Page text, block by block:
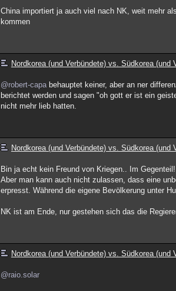
China importiert ja auch viel nach NK, weit mehr
kommen
Nordkorea (und Verbündete) vs. Südkorea (und
@robert-capabehauptet keiner, aber an ner
berichtet werden und sagen "oh gott er ist ein
nicht mehr lieb hatten.
Nordkorea (und Verbündete) vs. Südkorea (und
Bin ja echt kein Freund von Kriegen.. Im Gegenteil!
Aber man kann auch nicht zulassen, dass eine
erpresst. Während die eigene Bevölkerung unter
NK ist am Ende, nur gestehen sich das die
Nordkorea (und Verbündete) vs. Südkorea (und
@raio.solar